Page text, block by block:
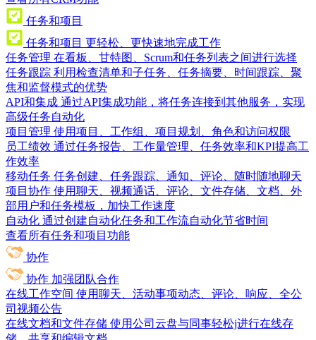
任务和项目
任务和项目 更轻松、更快速地完成工作
任务管理 在看板、甘特图、Scrum和任务列表之间进行选择
任务跟踪 利用检查清单和子任务、任务摘要、时间跟踪、聚
焦和监督模式的优势
API和集成 通过API集成功能，将任务连接到其他服务，实现
高级任务自动化
项目管理 使用项目、工作组、项目规划、角色和访问权限
员工绩效 通过任务报告、工作量管理、任务效率和KPI提高工
作效率
移动任务 任务创建、任务跟踪、通知、评论、随时随地聊天
项目协作 使用聊天、视频通话、评论、文件存储、文档、外
部用户和任务模板，加快工作速度
自动化 通过创建自动化任务和工作流自动化节省时间
查看所有任务和项目功能
协作
协作 加强团队合作
在线工作空间 使用聊天、活动事项动态、评论、响应、全公
司视频公告
在线文档和文件存储 使用公司云盘与同事轻松j进行在线存